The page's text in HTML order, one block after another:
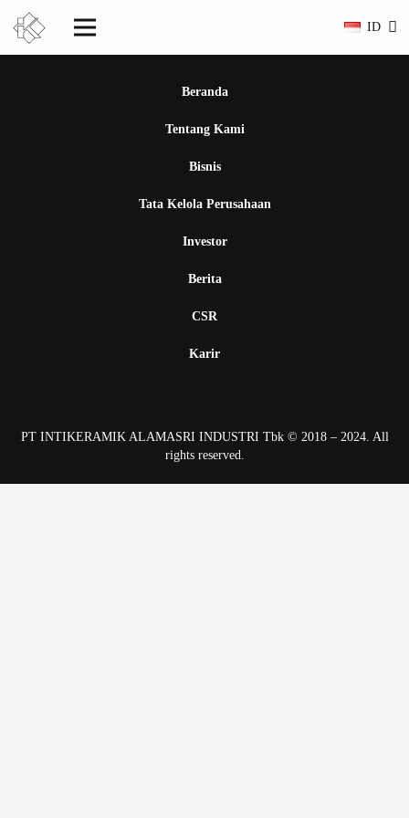
ID
Beranda
Tentang Kami
Bisnis
Tata Kelola Perusahaan
Investor
Berita
CSR
Karir
PT INTIKERAMIK ALAMASRI INDUSTRI Tbk © 2018 – 2024. All
rights reserved.